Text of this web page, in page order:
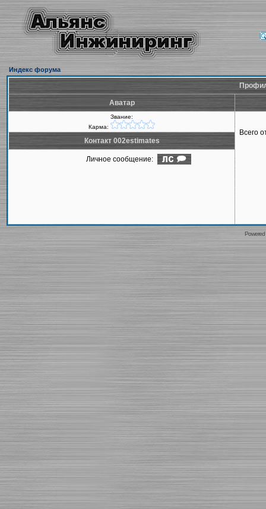
Индекс форума
Аватар
Звание:
Карма:
Всего
Контакт 002estimates
Личное сообщение: